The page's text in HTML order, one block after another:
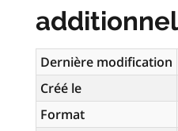
Dernière modification
Créé le
Format